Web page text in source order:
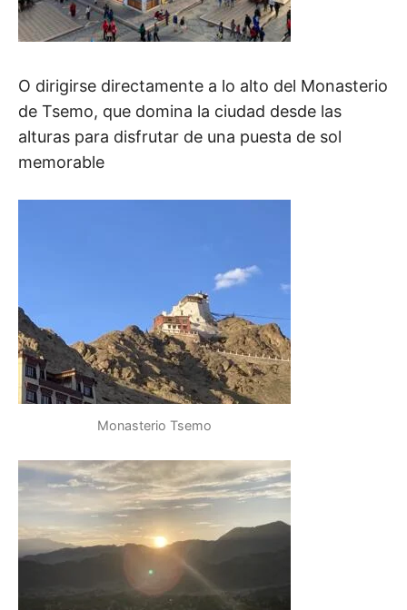
O dirigirse directamente a lo alto del Monasterio
de Tsemo, que domina la ciudad desde las
alturas para disfrutar de una puesta de sol
memorable
Monasterio Tsemo